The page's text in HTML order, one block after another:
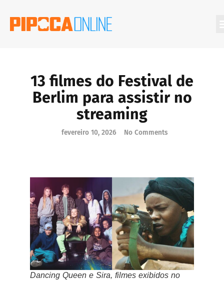
13 filmes do Festival de
Berlim para assistir no
streaming
fevereiro 10, 2026 No Comments
Dancing Queen e Sira, filmes exibidos no